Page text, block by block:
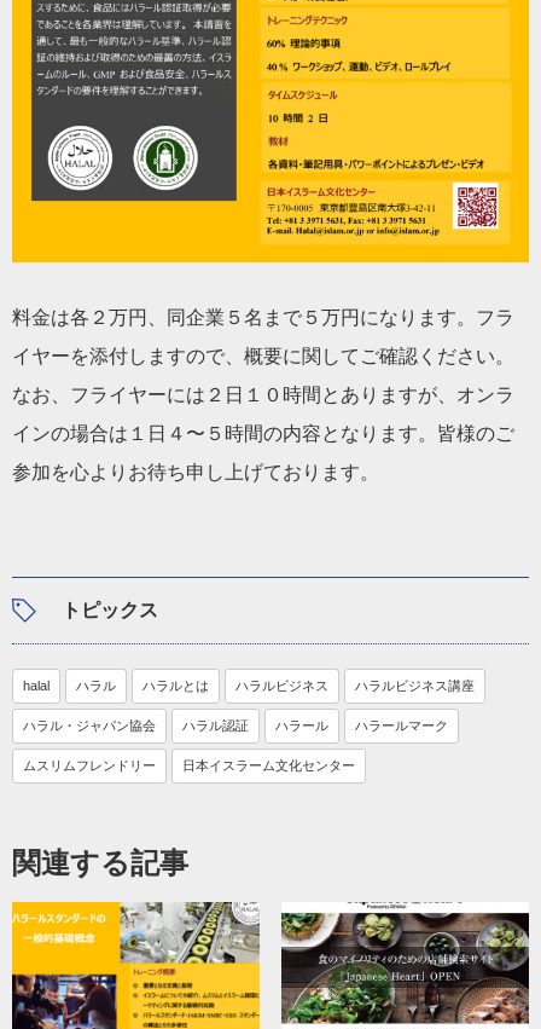
料金は各２万円、同企業５名まで５万円になります。フラ
イヤーを添付しますので、概要に関してご確認ください。
なお、フライヤーには２日１０時間とありますが、オンラ
インの場合は１日４〜５時間の内容となります。皆様のご
参加を心よりお待ち申し上げております。
トピックス
halal ハラル ハラルとは ハラルビジネス ハラルビジネス講座
ハラル・ジャパン協会 ハラル認証 ハラール ハラールマーク
ムスリムフレンドリー 日本イスラーム文化センター
関連する記事